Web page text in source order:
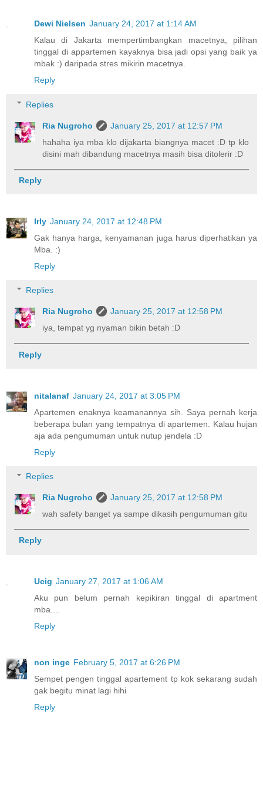
Dewi Nielsen January 24, 2017 at 1:14 AM
Kalau di Jakarta mempertimbangkan macetnya, pilihan
tinggal di appartemen kayaknya bisa jadi opsi yang baik ya
mbak :) daripada stres mikirin macetnya.
Reply
Replies
Ria Nugroho
January 25, 2017 at 12:57 PM
hahaha iya mba klo dijakarta biangnya macet :D tp klo
disini mah dibandung macetnya masih bisa ditolerir :D
Reply
Irly January 24, 2017 at 12:48 PM
Gak hanya harga, kenyamanan juga harus diperhatikan ya
Mba. :)
Reply
Replies
Ria Nugroho
January 25, 2017 at 12:58 PM
iya, tempat yg nyaman bikin betah :D
Reply
nitalanaf January 24, 2017 at 3:05 PM
Apartemen enaknya keamanannya sih. Saya pernah kerja
beberapa bulan yang tempatnya di apartemen. Kalau hujan
aja ada pengumuman untuk nutup jendela :D
Reply
Replies
Ria Nugroho
January 25, 2017 at 12:58 PM
wah safety banget ya sampe dikasih pengumuman gitu
Reply
Ucig January 27, 2017 at 1:06 AM
Aku pun belum pernah kepikiran tinggal di apartment
mba....
Reply
non inge February 5, 2017 at 6:26 PM
Sempet pengen tinggal apartement tp kok sekarang sudah
gak begitu minat lagi hihi
Reply